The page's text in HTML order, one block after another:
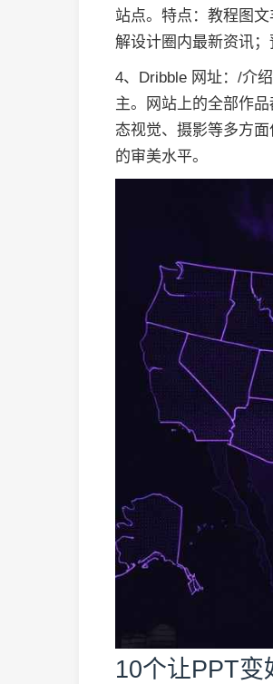
站点。特点：教程图
解设计圈内最新资讯；
4、Dribble 网址：/介
主。网站上的全部作
态视觉、摄影等多方
的审美水平。
10个让PPT变